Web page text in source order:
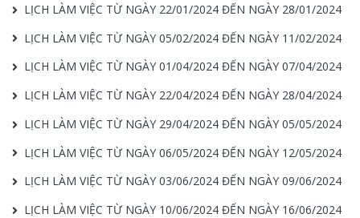
LỊCH LÀM VIỆC TỪ NGÀY 22/01/2024 ĐẾN NGÀY 28/01/2024
LỊCH LÀM VIỆC TỪ NGÀY 05/02/2024 ĐẾN NGÀY 11/02/2024
LỊCH LÀM VIỆC TỪ NGÀY 01/04/2024 ĐẾN NGÀY 07/04/2024
LỊCH LÀM VIỆC TỪ NGÀY 22/04/2024 ĐẾN NGÀY 28/04/2024
LỊCH LÀM VIỆC TỪ NGÀY 29/04/2024 ĐẾN NGÀY 05/05/2024
LỊCH LÀM VIỆC TỪ NGÀY 06/05/2024 ĐẾN NGÀY 12/05/2024
LỊCH LÀM VIỆC TỪ NGÀY 03/06/2024 ĐẾN NGÀY 09/06/2024
LỊCH LÀM VIỆC TỪ NGÀY 10/06/2024 ĐẾN NGÀY 16/06/2024